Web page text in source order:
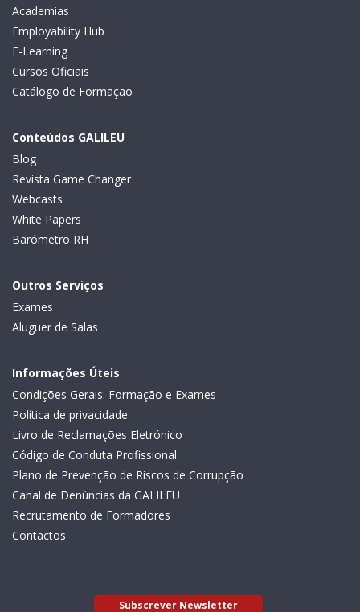
Academias
Employability Hub
E-Learning
Cursos Oficiais
Catálogo de Formação
Conteúdos GALILEU
Blog
Revista Game Changer
Webcasts
White Papers
Barómetro RH
Outros Serviços
Exames
Aluguer de Salas
Informações Úteis
Condições Gerais: Formação e Exames
Política de privacidade
Livro de Reclamações Eletrónico
Código de Conduta Profissional
Plano de Prevenção de Riscos de Corrupção
Canal de Denúncias da GALILEU
Recrutamento de Formadores
Contactos
Subscrever Newsletter